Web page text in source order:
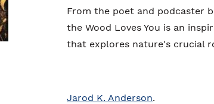
From the poet and podcaster
the Wood Loves You is an
that explores nature's crucial
Jarod K. Anderson.